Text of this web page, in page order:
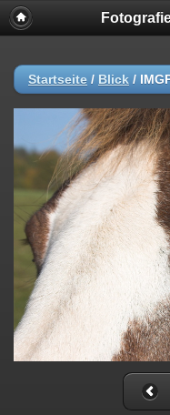
Startseite / Blick /